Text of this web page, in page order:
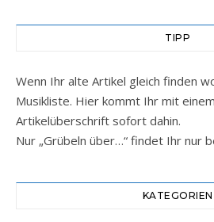
TIPP
Wenn Ihr alte Artikel gleich finden
Musikliste. Hier kommt Ihr mit
Artikelüberschrift sofort dahin.
Nur „Grübeln über…“ findet Ihr nur
KATEGORIEN